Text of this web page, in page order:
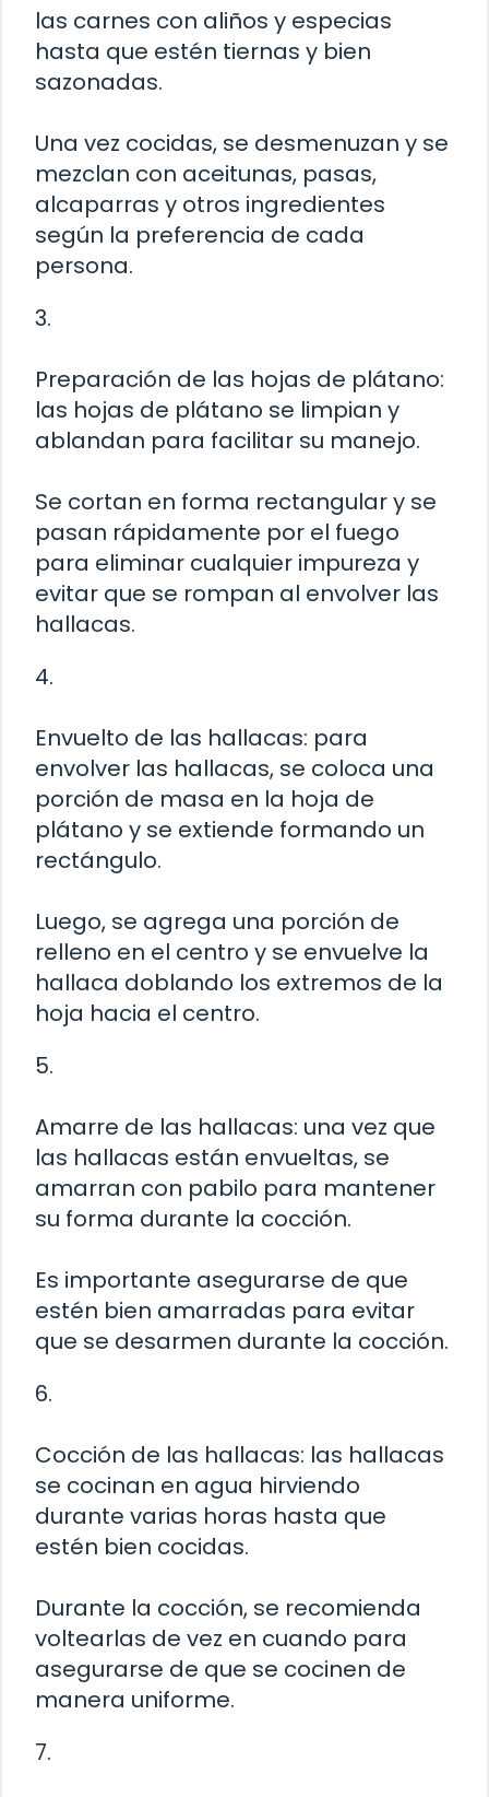
las carnes con aliños y especias
hasta que estén tiernas y bien
sazonadas.
Una vez cocidas, se desmenuzan y se
mezclan con aceitunas, pasas,
alcaparras y otros ingredientes
según la preferencia de cada
persona.
3.
Preparación de las hojas de plátano:
las hojas de plátano se limpian y
ablandan para facilitar su manejo.
Se cortan en forma rectangular y se
pasan rápidamente por el fuego
para eliminar cualquier impureza y
evitar que se rompan al envolver las
hallacas.
4.
Envuelto de las hallacas: para
envolver las hallacas, se coloca una
porción de masa en la hoja de
plátano y se extiende formando un
rectángulo.
Luego, se agrega una porción de
relleno en el centro y se envuelve la
hallaca doblando los extremos de la
hoja hacia el centro.
5.
Amarre de las hallacas: una vez que
las hallacas están envueltas, se
amarran con pabilo para mantener
su forma durante la cocción.
Es importante asegurarse de que
estén bien amarradas para evitar
que se desarmen durante la cocción.
6.
Cocción de las hallacas: las hallacas
se cocinan en agua hirviendo
durante varias horas hasta que
estén bien cocidas.
Durante la cocción, se recomienda
voltearlas de vez en cuando para
asegurarse de que se cocinen de
manera uniforme.
7.